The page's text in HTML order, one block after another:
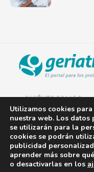
QUIÉNES SOMOS
AVISO LEGAL
POLÍTICA DE
POLÍTICA DE
Utilizamos cookies
nuestra web. Los datos
se utilizarán para la
cookies se podrán
publicidad
aprender más sobre
o desactivarlas en los